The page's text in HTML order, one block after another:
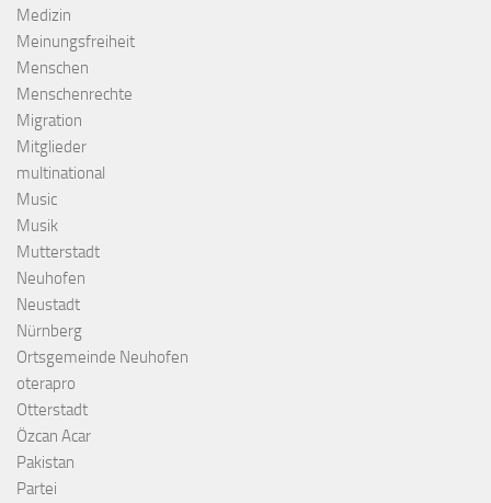
Medizin
Meinungsfreiheit
Menschen
Menschenrechte
Migration
Mitglieder
multinational
Music
Musik
Mutterstadt
Neuhofen
Neustadt
Nürnberg
Ortsgemeinde Neuhofen
oterapro
Otterstadt
Özcan Acar
Pakistan
Partei